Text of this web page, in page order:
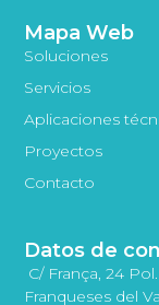
Mapa Web
Soluciones
Servicios
Aplicaciones
Proyectos
Contacto
Datos de
C/ França, 24
Franqueses del